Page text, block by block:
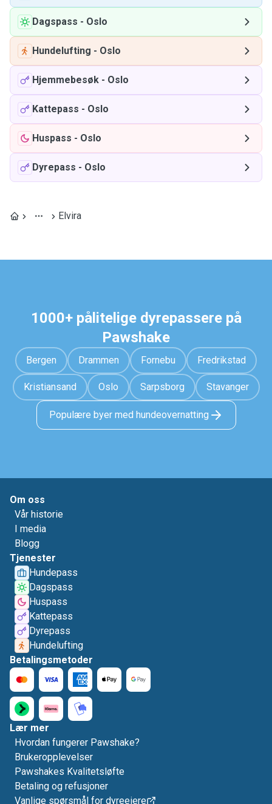
Dagspass - Oslo
Hundelufting - Oslo
Hjemmebesøk - Oslo
Kattepass - Oslo
Huspass - Oslo
Dyrepass - Oslo
Elvira
1000+ pålitelige dyrepassere på
Pawshake
Bergen Drammen Fornebu Fredrikstad
Kristiansand Oslo Sarpsborg Stavanger
Populære byer med hundeovernatting
Om oss
Vår historie
I media
Blogg
Tjenester
Hundepass
Dagspass
Huspass
Kattepass
Dyrepass
Hundelufting
Betalingsmetoder
Lær mer
Hvordan fungerer Pawshake?
Brukeropplevelser
Pawshakes Kvalitetsløfte
Betaling og refusjoner
Vanlige spørsmål for dyreeiere